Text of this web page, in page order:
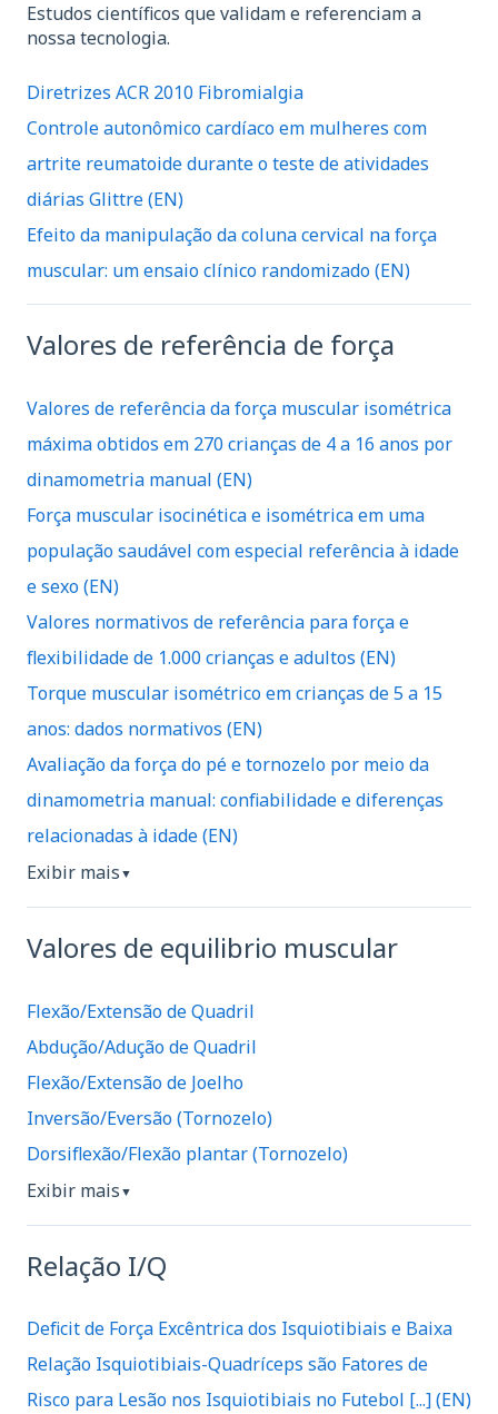
Estudos científicos que validam e referenciam a
nossa tecnologia.
Diretrizes ACR 2010 Fibromialgia
Controle autonômico cardíaco em mulheres com
artrite reumatoide durante o teste de atividades
diárias Glittre (EN)
Efeito da manipulação da coluna cervical na força
muscular: um ensaio clínico randomizado (EN)
Valores de referência de força
Valores de referência da força muscular isométrica
máxima obtidos em 270 crianças de 4 a 16 anos por
dinamometria manual (EN)
Força muscular isocinética e isométrica em uma
população saudável com especial referência à idade
e sexo (EN)
Valores normativos de referência para força e
flexibilidade de 1.000 crianças e adultos (EN)
Torque muscular isométrico em crianças de 5 a 15
anos: dados normativos (EN)
Avaliação da força do pé e tornozelo por meio da
dinamometria manual: confiabilidade e diferenças
relacionadas à idade (EN)
Exibir mais ▼
Valores de equilibrio muscular
Flexão/Extensão de Quadril
Abdução/Adução de Quadril
Flexão/Extensão de Joelho
Inversão/Eversão (Tornozelo)
Dorsiflexão/Flexão plantar (Tornozelo)
Exibir mais ▼
Relação I/Q
Deficit de Força Excêntrica dos Isquiotibiais e Baixa
Relação Isquiotibiais-Quadríceps são Fatores de
Risco para Lesão nos Isquiotibiais no Futebol [...] (EN)